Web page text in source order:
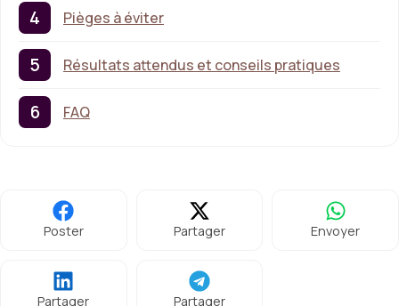
Pièges à éviter
Résultats attendus et conseils pratiques
FAQ
Poster Partager Envoyer
Partager Partager